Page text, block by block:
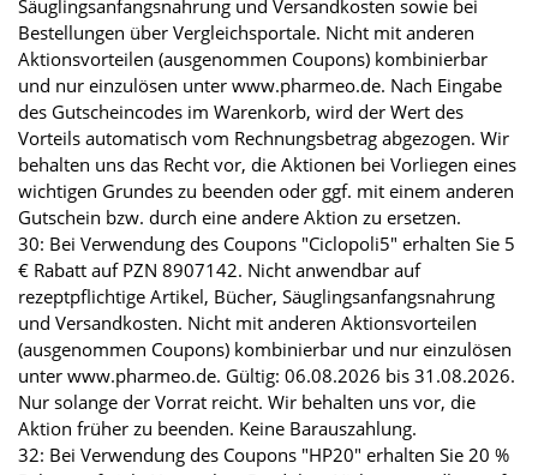
Säuglingsanfangsnahrung und Versandkosten sowie bei
Bestellungen über Vergleichsportale. Nicht mit anderen
Aktionsvorteilen (ausgenommen Coupons) kombinierbar
und nur einzulösen unter www.pharmeo.de. Nach Eingabe
des Gutscheincodes im Warenkorb, wird der Wert des
Vorteils automatisch vom Rechnungsbetrag abgezogen. Wir
behalten uns das Recht vor, die Aktionen bei Vorliegen eines
wichtigen Grundes zu beenden oder ggf. mit einem anderen
Gutschein bzw. durch eine andere Aktion zu ersetzen.
30: Bei Verwendung des Coupons "Ciclopoli5" erhalten Sie 5
€ Rabatt auf PZN 8907142. Nicht anwendbar auf
rezeptpflichtige Artikel, Bücher, Säuglingsanfangsnahrung
und Versandkosten. Nicht mit anderen Aktionsvorteilen
(ausgenommen Coupons) kombinierbar und nur einzulösen
unter www.pharmeo.de. Gültig: 06.08.2026 bis 31.08.2026.
Nur solange der Vorrat reicht. Wir behalten uns vor, die
Aktion früher zu beenden. Keine Barauszahlung.
32: Bei Verwendung des Coupons "HP20" erhalten Sie 20 %